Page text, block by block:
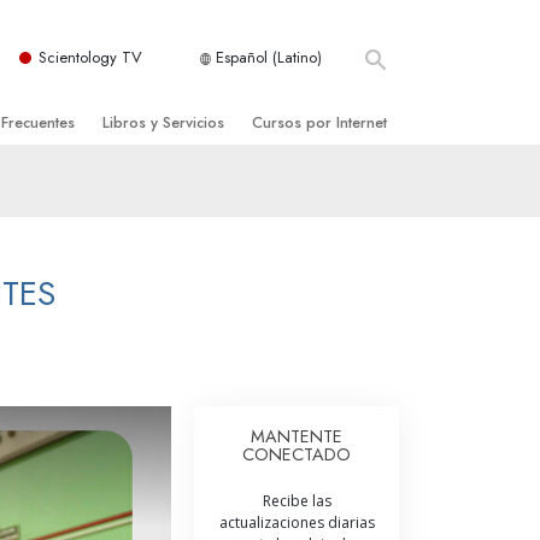
Scientology TV Español (Latino)
de Scientology
Libros y Servicios
Introductorias
Cursos por Internet
La Integridad y la Honestidad
La Escala Tonal Emocional
MANTENTE
CONECTADO
Recibe las
actualizaciones diarias